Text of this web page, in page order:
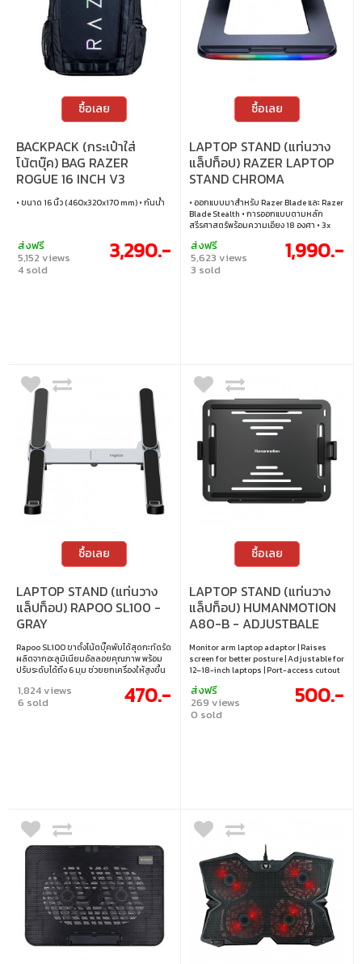
ซื้อเลย
BACKPACK (กระเป๋าใส่
โน้ตบุ๊ค) BAG RAZER
ROGUE 16 INCH V3
(CHROMATIC)
• ขนาด 16 นิ้ว (460x320x170 mm) • กันน้ำ
ส่งฟรี
5,152 views
4 sold
3,290.-
ซื้อเลย
LAPTOP STAND (แท่นวาง
แล็ปท็อป) RAZER LAPTOP
STAND CHROMA
• ออกแบบมาสำหรับ Razer Blade และ Razer
Blade Stealth • การออกแบบตามหลัก
สรีรศาสตร์พร้อมความเอียง 18 องศา • 3x
ส่งฟรี
5,623 views
3 sold
1,990.-
ซื้อเลย
LAPTOP STAND (แท่นวาง
แล็ปท็อป) RAPOO SL100 -
GRAY
Rapoo SL100 ขาตั้งโน้ตบุ๊คพับได้สุดกะทัดรัด
ผลิตจากอะลูมิเนียมอัลลอยคุณภาพ พร้อม
ปรับระดับได้ถึง 6 มุม ช่วยยกเครื่องให้สูงขึ้น
เหมาะทั้งการใช้งานที่โต๊ะทำงานและพื้นที่จำกัด
1,824 views
6 sold 470.-
ซื้อเลย
LAPTOP STAND (แท่นวาง
แล็ปท็อป) HUMANMOTION
A80-B - ADJUSTBALE
LAPTOP ADAPTOR FOR
MONITOR ARM BLACK
Monitor arm laptop adaptor | Raises
screen for better posture | Adjustable for
12–18-inch laptops | Port-access cutout
airflow and reduces heat
ส่งฟรี
269 views
0 sold
500.-